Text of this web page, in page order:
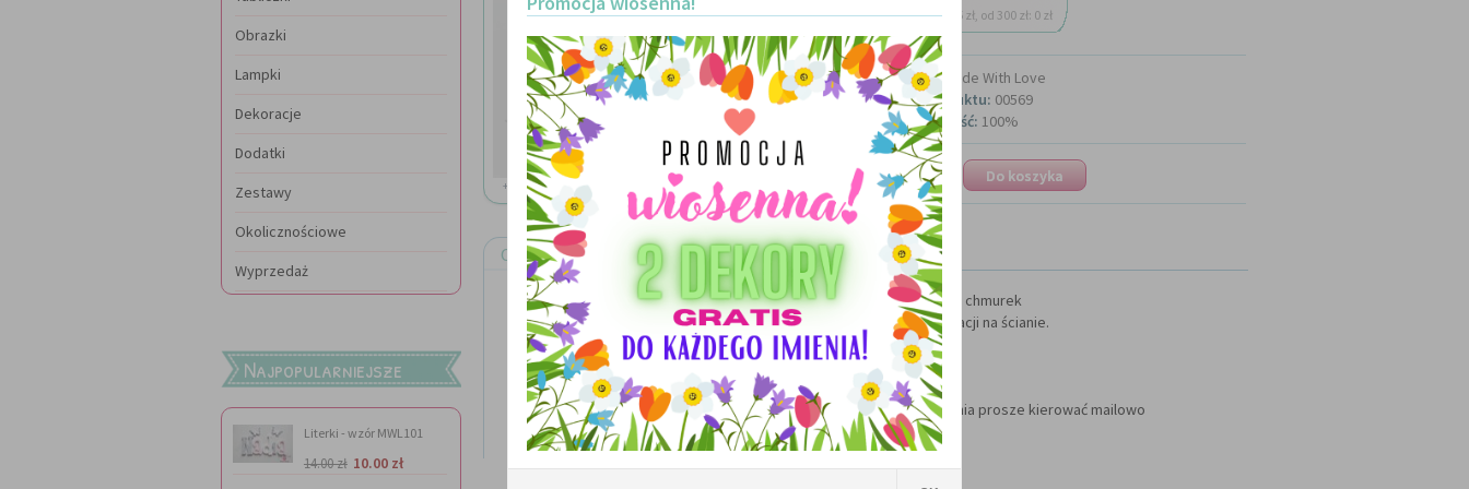
Obrazki
Lampki
Dekoracje
Dodatki
Zestawy
Okolicznościowe
Wyprzedaż
Najpopularniejsze
Literki - wzór MWL101
14.00 zł 10.00 zł
+ ZOOM
dostawa: 15 zł, od 300 zł: 0 zł
Marka:Made With Love
Kod produktu: 00569
Dostępność: 100%
Ilość:
Opis produktu
Dekoracja ścienna 3d - zestaw trzech chmurek
W zestawie taśma do przyklejenia dekoracji na ścianie.
Wymiary:
dwie: 10x5cm
jedna: 15x7cm
Możliwość wykoanania w dowolnej kolorystyce - zapytania prosze kierować mailowo